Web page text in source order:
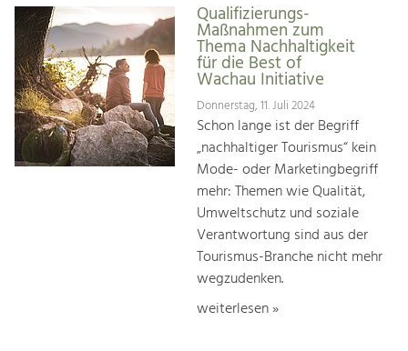
Qualifizierungs-
Maßnahmen zum
Thema Nachhaltigkeit
für die Best of
Wachau Initiative
Donnerstag, 11. Juli 2024
Schon lange ist der Begriff
„nachhaltiger Tourismus“ kein
Mode- oder Marketingbegriff
mehr: Themen wie Qualität,
Umweltschutz und soziale
Verantwortung sind aus der
Tourismus-Branche nicht mehr
wegzudenken.
weiterlesen »